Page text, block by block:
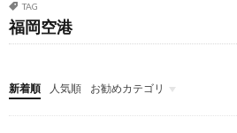
TAG
福岡空港
新着順 人気順
お勧めカテゴリ
未分類